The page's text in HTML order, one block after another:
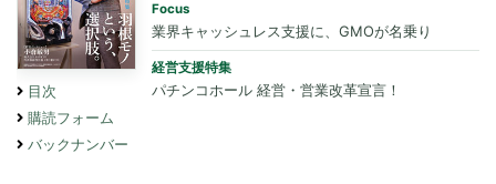
目次
購読フォーム
バックナンバー
Focus
業界キャッシュレス支援に、GMOが名乗り
経営支援特集
パチンコホール 経営・営業改革宣言！